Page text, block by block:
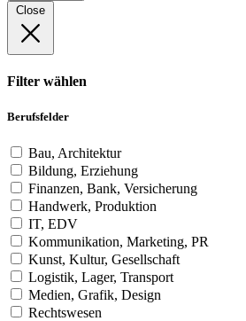
Close
Filter wählen
Berufsfelder
Bau, Architektur
Bildung, Erziehung
Finanzen, Bank, Versicherung
Handwerk, Produktion
IT, EDV
Kommunikation, Marketing, PR
Kunst, Kultur, Gesellschaft
Logistik, Lager, Transport
Medien, Grafik, Design
Rechtswesen